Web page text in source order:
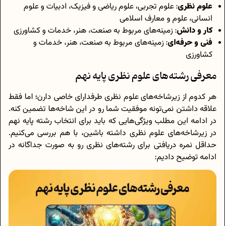
علوم نظری: علوم تجربی، علوم ریاضی و فیزیک، ادبیات و علوم
انسانی، علوم و معارف اسلامی
کار و دانش: زمینه‌های مربوط به صنعت، هنر، خدمات و کشاورزی
فنی و حرفه‌ای: زمینه‌های مربوط به صنعت، هنر، خدمات و
کشاورزی
معرفی رشته‌های علوم نظری پایه نهم
هر کدوم از زیرشاخه‌های علوم نظری طرفدارای خاصی دارن؛ اما فقط
علاقه داشتن نمی‌تونه موفقیت شما رو در این شاخه‎‌ها تضمین کنه.
در ادامه این مطلب ویژگی‌هایی که باید برای انتخاب رشته پایه نهم
در زیرشاخه‌های علوم نظری داشته باشین، با هم بررسی می‌کنیم.
حداقل نمره دریافتی برای رشته‌های نظری رو به صورت جداگانه در
ادامه توضیح دادیم: